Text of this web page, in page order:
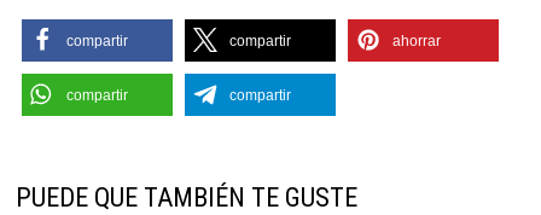
compartir compartir ahorrar
compartir compartir
PUEDE QUE TAMBIÉN TE GUSTE